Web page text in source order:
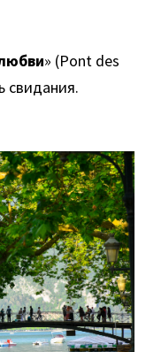
» (Pont des
свидания.